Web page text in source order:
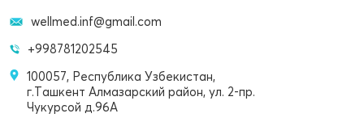
wellmed.inf@gmail.com
+998781202545
100057, Республика Узбекистан,
г.Ташкент Алмазарский район, ул. 2-пр.
Чукурсой д.96А